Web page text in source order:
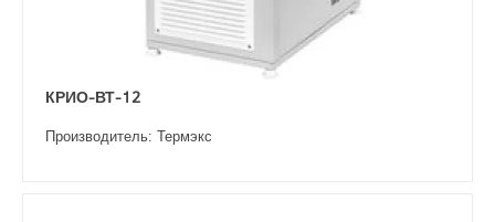
КРИО-ВТ-12
Производитель: Термэкс